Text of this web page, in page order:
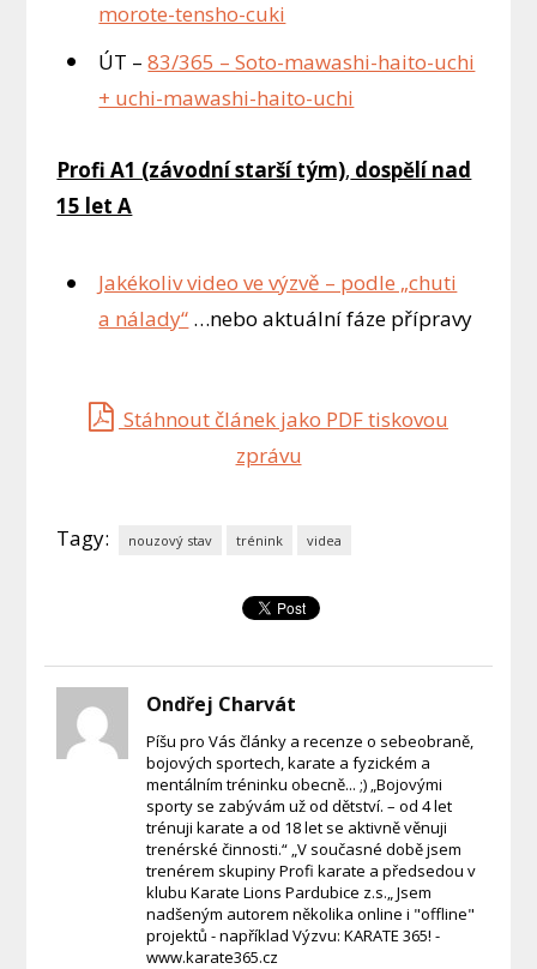
morote-tensho-cuki
ÚT –83/365 – Soto-mawashi-haito-uchi
+ uchi-mawashi-haito-uchi
Profi A1 (závodní starší tým), dospělí nad
15 let A
Jakékoliv video ve výzvě – podle „chuti
a nálady“ …nebo aktuální fáze přípravy
Stáhnout článek jako PDF tiskovou
zprávu
Tagy: nouzový stav trénink videa
Ondřej Charvát
Píšu pro Vás články a recenze o sebeobraně,
bojových sportech, karate a fyzickém a
mentálním tréninku obecně... ;) „Bojovými
sporty se zabývám už od dětství. – od 4 let
trénuji karate a od 18 let se aktivně věnuji
trenérské činnosti.“ „V současné době jsem
trenérem skupiny Profi karate a předsedou v
klubu Karate Lions Pardubice z.s.„ Jsem
nadšeným autorem několika online i "offline"
projektů - například Výzvu: KARATE 365! -
www.karate365.cz